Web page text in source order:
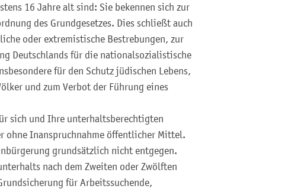
16 Jahre alt sind: Sie bekennen sich zur
des Grundgesetzes. Dies schließt auch
oder extremistische Bestrebungen, zur
Deutschlands für die nationalsozialistische
für den Schutz jüdischen Lebens,
und zum Verbot der Führung eines
sich und Ihre unterhaltsberechtigten
ohne Inanspruchnahme öffentlicher Mittel.
grundsätzlich nicht entgegen.
nach dem Zweiten oder Zwölften
für Arbeitssuchende,